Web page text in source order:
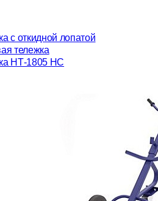
с откидной лопатой
тележка
НТ-1805 НС